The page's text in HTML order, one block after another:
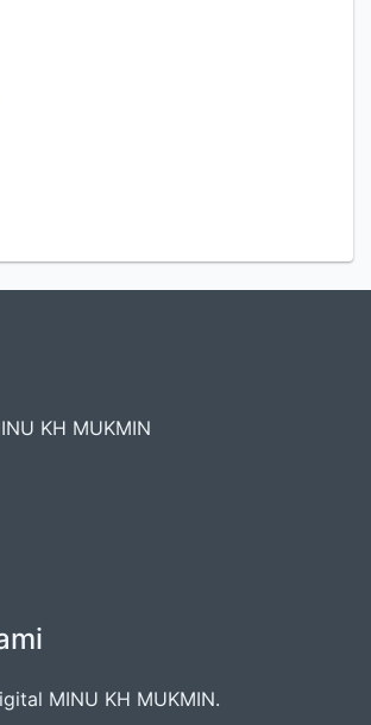
KH MUKMIN
MINU KH MUKMIN.